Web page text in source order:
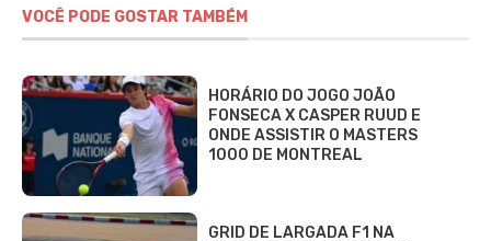
VOCÊ PODE GOSTAR TAMBÉM
HORÁRIO DO JOGO JOÃO
FONSECA X CASPER RUUD E
ONDE ASSISTIR O MASTERS
1000 DE MONTREAL
GRID DE LARGADA F1 NA